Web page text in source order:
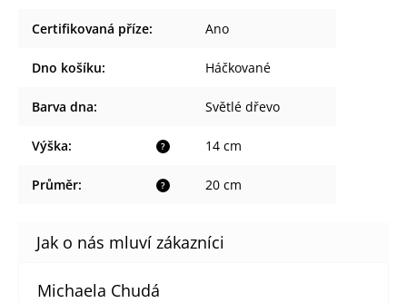
Certifikovaná příze: Ano
Dno košíku: Háčkované
Barva dna: Světlé dřevo
?
Výška: 14 cm
?
Průměr: 20 cm
Michaela Chudá